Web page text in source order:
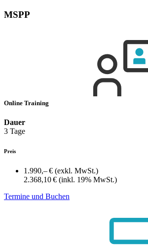
MSPP
Online Training
Dauer
3 Tage
Preis
1.990,– € (exkl. MwSt.)
2.368,10 € (inkl. 19% MwSt.)
Termine und Buchen